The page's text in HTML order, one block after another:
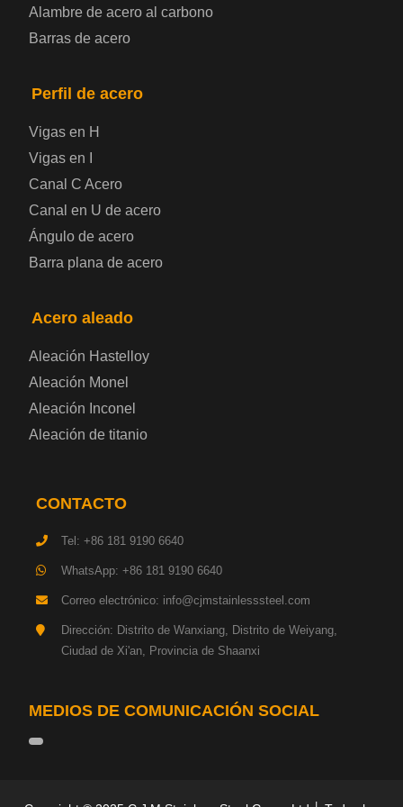
Placa de acero para calderas y recipientes a
presión
Placa de acero para puentes
Chapa de acero a cuadros
Chapa de acero prelacada
Placa de acero laminado en frío
Placa de acero eléctrica
Placa de acero para cilindros de gas
Placa de acero estructural de alta resistencia
Chapa de acero estructural para maquinaria
Placa de acero para tuberías
Chapa de acero para construcción naval
Placa de acero para torre de transmisión
Alambre de acero al carbono
Barras de acero
Perfil de acero
Vigas en H
Vigas en I
Canal C Acero
Canal en U de acero
Ángulo de acero
Barra plana de acero
Acero aleado
Aleación Hastelloy
Aleación Monel
Aleación Inconel
Aleación de titanio
CONTACTO
Tel: +86 181 9190 6640
WhatsApp: +86 181 9190 6640
Correo electrónico: info@cjmstainlesssteel.com
Dirección: Distrito de Wanxiang, Distrito de Weiyang,
Ciudad de Xi'an, Provincia de Shaanxi
MEDIOS DE COMUNICACIÓN SOCIAL